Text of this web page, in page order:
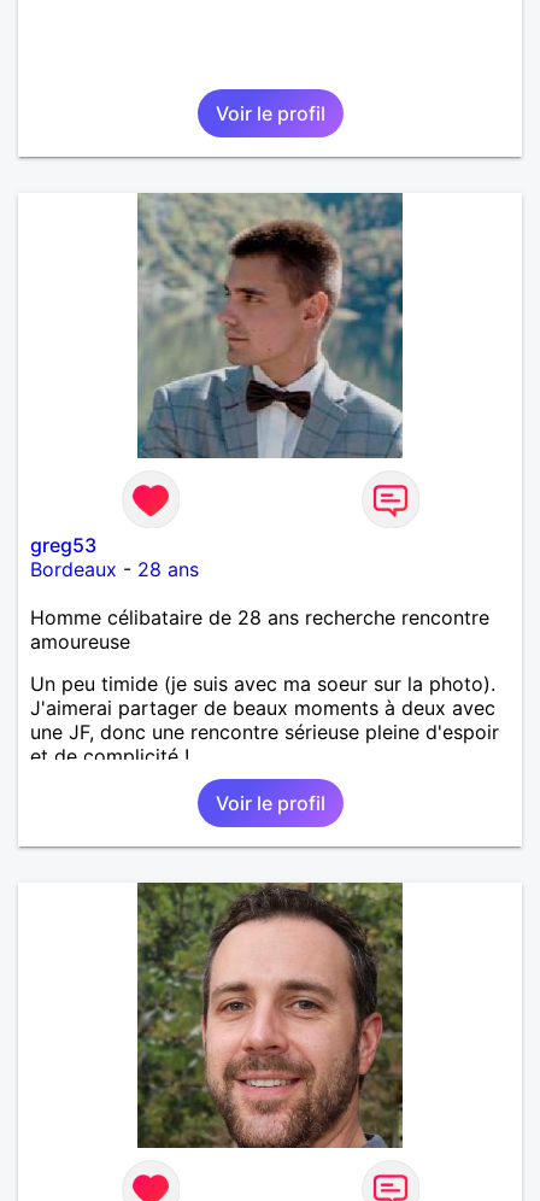
Voir le profil
greg53
Bordeaux - 28 ans
Homme célibataire de 28 ans recherche rencontre
amoureuse
Un peu timide (je suis avec ma soeur sur la photo).
J'aimerai partager de beaux moments à deux avec
une JF, donc une rencontre sérieuse pleine d'espoir
et de complicité !
Voir le profil